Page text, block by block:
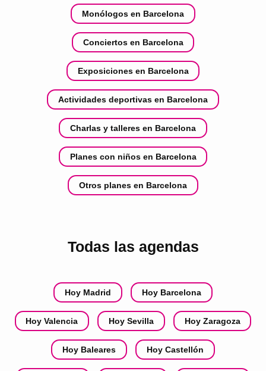
Monólogos en Barcelona
Conciertos en Barcelona
Exposiciones en Barcelona
Actividades deportivas en Barcelona
Charlas y talleres en Barcelona
Planes con niños en Barcelona
Otros planes en Barcelona
Todas las agendas
Hoy Madrid Hoy Barcelona
Hoy Valencia Hoy Sevilla Hoy Zaragoza
Hoy Baleares Hoy Castellón